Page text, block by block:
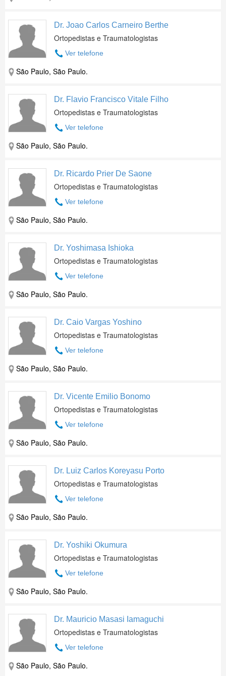
Dr. Joao Carlos Carneiro Berthe
Ortopedistas e Traumatologistas
Ver telefone
São Paulo, São Paulo.
Dr. Flavio Francisco Vitale Filho
Ortopedistas e Traumatologistas
Ver telefone
São Paulo, São Paulo.
Dr. Ricardo Prier De Saone
Ortopedistas e Traumatologistas
Ver telefone
São Paulo, São Paulo.
Dr. Yoshimasa Ishioka
Ortopedistas e Traumatologistas
Ver telefone
São Paulo, São Paulo.
Dr. Caio Vargas Yoshino
Ortopedistas e Traumatologistas
Ver telefone
São Paulo, São Paulo.
Dr. Vicente Emilio Bonomo
Ortopedistas e Traumatologistas
Ver telefone
São Paulo, São Paulo.
Dr. Luiz Carlos Koreyasu Porto
Ortopedistas e Traumatologistas
Ver telefone
São Paulo, São Paulo.
Dr. Yoshiki Okumura
Ortopedistas e Traumatologistas
Ver telefone
São Paulo, São Paulo.
Dr. Mauricio Masasi Iamaguchi
Ortopedistas e Traumatologistas
Ver telefone
São Paulo, São Paulo.